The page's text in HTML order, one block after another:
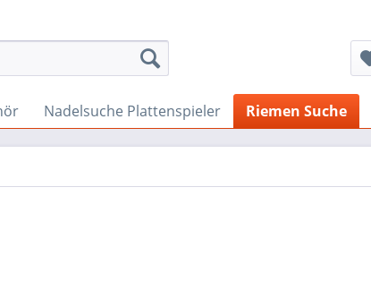
Nadelsuche Plattenspieler Riemen Suche